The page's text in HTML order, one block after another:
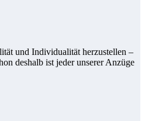
und Individualität herzustellen –
deshalb ist jeder unserer Anzüge